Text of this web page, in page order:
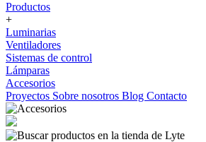
Productos
+
Luminarias
Ventiladores
Sistemas de control
Lámparas
Accesorios
Proyectos Sobre nosotros Blog Contacto